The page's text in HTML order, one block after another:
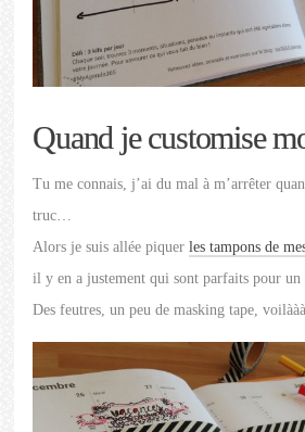
Quand je customise
Tu me connais, j’ai du mal à m’arrêter
truc…
Alors je suis allée piquerles tampons de
il y en a justement qui sont parfaits pour un
Des feutres, un peu de masking tape,